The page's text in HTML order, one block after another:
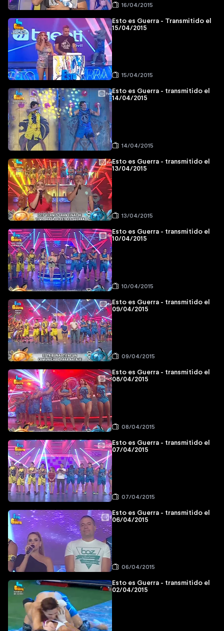
16/04/2015
Esto es Guerra - Transmitido el
15/04/2015
15/04/2015
Esto es Guerra - transmitido el
14/04/2015
14/04/2015
Esto es Guerra - transmitido el
13/04/2015
13/04/2015
Esto es Guerra - transmitido el
10/04/2015
10/04/2015
Esto es Guerra - transmitido el
09/04/2015
09/04/2015
Esto es Guerra - transmitido el
08/04/2015
08/04/2015
Esto es Guerra - transmitido el
07/04/2015
07/04/2015
Esto es Guerra - transmitido el
06/04/2015
06/04/2015
Esto es Guerra - transmitido el
02/04/2015